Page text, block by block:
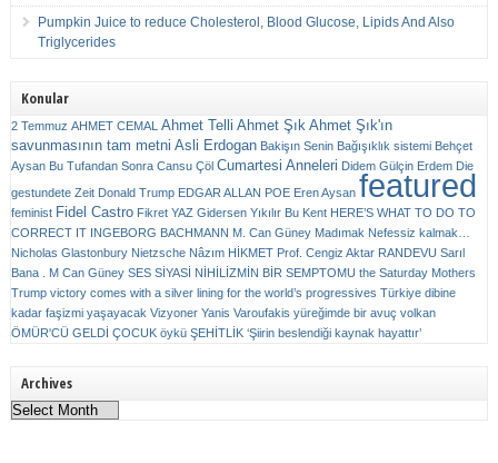
Pumpkin Juice to reduce Cholesterol, Blood Glucose, Lipids And Also
Triglycerides
Konular
2 Temmuz AHMET CEMAL Ahmet Telli Ahmet Şık Ahmet Şık'ın
savunmasının tam metni Asli Erdogan Bakişın Senin Bağışıklık sistemi Behçet
Aysan Bu Tufandan Sonra Cansu Çöl Cumartesi Anneleri Didem Gülçin Erdem Die
gestundete Zeit Donald Trump EDGAR ALLAN POE Eren Aysan featured
feminist Fidel Castro Fikret YAZ Gidersen Yıkılır Bu Kent HERE’S WHAT TO DO TO
CORRECT IT INGEBORG BACHMANN M. Can Güney Madımak Nefessiz kalmak…
Nicholas Glastonbury Nietzsche Nâzım HİKMET Prof. Cengiz Aktar RANDEVU Sarıl
Bana . M Can Güney SES SİYASİ NİHİLİZMİN BİR SEMPTOMU the Saturday Mothers
Trump victory comes with a silver lining for the world’s progressives Türkiye dibine
kadar faşizmi yaşayacak Vizyoner Yanis Varoufakis yüreğimde bir avuç volkan
ÖMÜR'CÜ GELDİ ÇOCUK öykü ŞEHİTLİK ‘Şiirin beslendiği kaynak hayattır’
Archives
Archives